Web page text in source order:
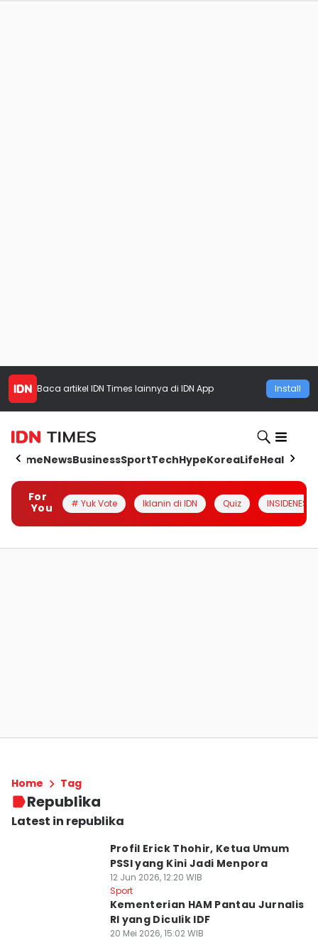
Baca artikel IDN Times lainnya di IDN App Install
HomeNewsBusinessSportTechHypeKoreaLifeHealth
For
You
# Yuk Vote Iklanin di IDN Quiz INSIDENESIA
Home Tag
Republika
Latest in republika
Profil Erick Thohir, Ketua Umum
PSSI yang Kini Jadi Menpora
12 Jun 2026, 12:20 WIB
Sport
Kementerian HAM Pantau Jurnalis
RI yang Diculik IDF
20 Mei 2026, 15:02 WIB